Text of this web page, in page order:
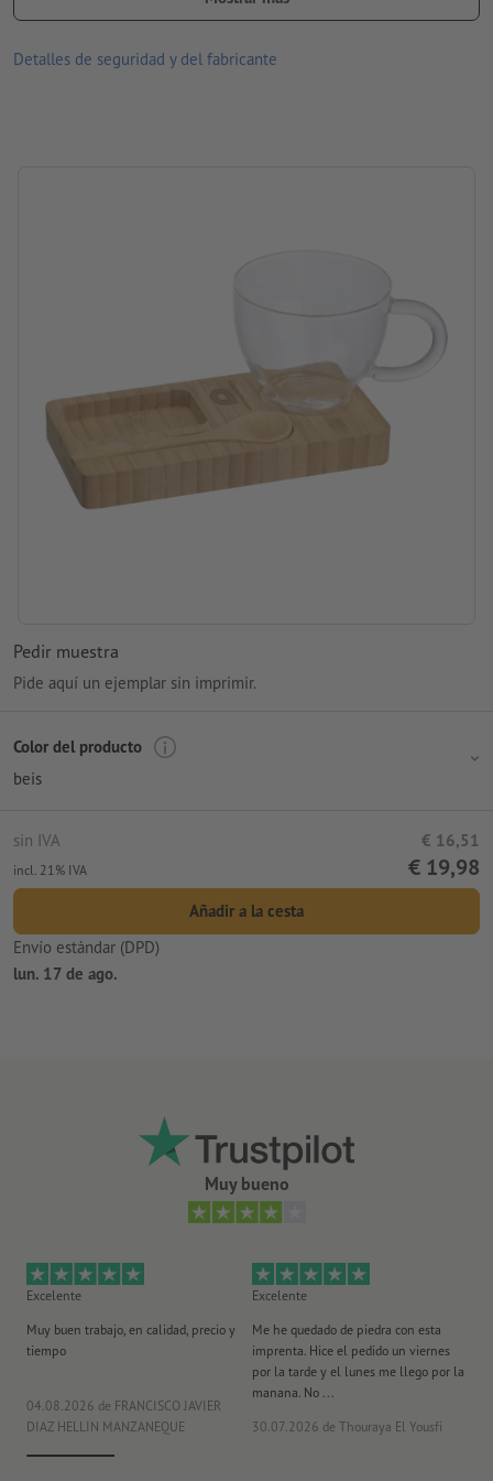
Embalaje: cartón
Contenido: 150 ml
Detalles de seguridad y del fabricante
Pedir muestra
Pide aquí un ejemplar sin imprimir.
Color del producto
beis
sin IVA € 16,51
incl. 21% IVA € 19,98
Añadir a la cesta
Envío estándar (DPD)
lun. 17 de ago.
Muy bueno
Excelente
Muy buen trabajo, en calidad, precio y
tiempo
04.08.2026 de FRANCISCO JAVIER
DIAZ HELLIN MANZANEQUE
Excelente
Me he quedado de piedra con esta
imprenta. Hice el pedido un viernes
por la tarde y el lunes me llego por la
manana. No ...
30.07.2026 de Thouraya El Yousfi